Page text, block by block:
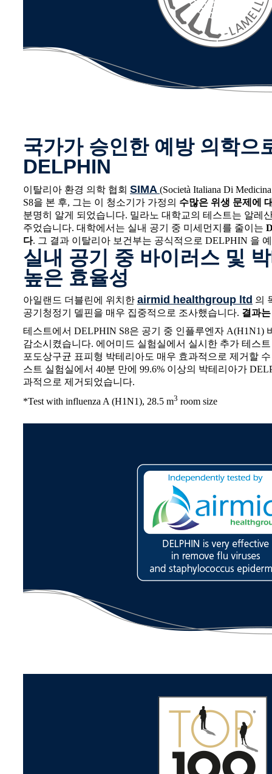
국가가 승인한 예방 의학으
DELPHIN
이탈리아 환경 의학 협회 SIMA (Società Italiana Di
S8을 본 후, 그는 이 청소기가 가정의 수많은 위생 문제에
분명히 알게 되었습니다. 밀라노 대학교의 테스트는 알레
주었습니다. 대학에서는 실내 공기 중 미세먼지를 줄이는
다. 그 결과 이탈리아 보건부는 공식적으로 DELPHIN 을
실내 공기 중 바이러스 및
높은 효율성
아일랜드 더블린에 위치한 airmid healthgroup ltd 의
공기청정기 델핀을 매우 집중적으로 조사했습니다. 결과
테스트에서 DELPHIN S8은 공기 중 인플루엔자 A(H1N1)
감소시켰습니다. 에어미드 실험실에서 실시한 추가 테스
포도상구균 표피형 박테리아도 매우 효과적으로 제거할
스트 실험실에서 40분 만에 99.6% 이상의 박테리아가
과적으로 제거되었습니다.
*Test with influenza A (H1N1), 28.5 m3 room size